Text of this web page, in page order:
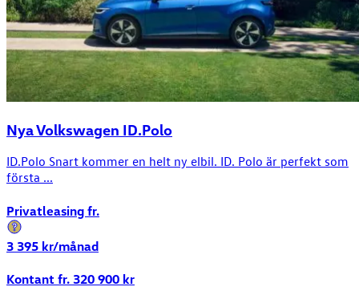
Nya Volkswagen ID.Polo
ID.Polo Snart kommer en helt ny elbil. ID. Polo är perfekt som
första ...
Privatleasing fr.
3 395 kr/månad
Kontant fr. 320 900 kr